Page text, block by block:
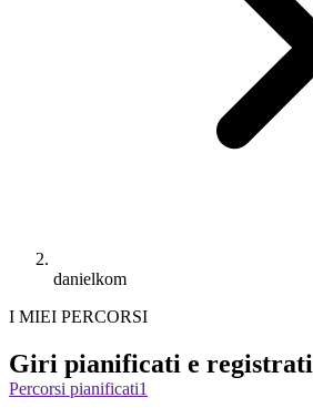
danielkom
I MIEI PERCORSI
Giri pianificati e registrati
Percorsi pianificati1